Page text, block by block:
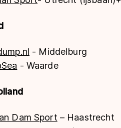
- Middelburg
- Waarde
Dam Sport – Haastrecht